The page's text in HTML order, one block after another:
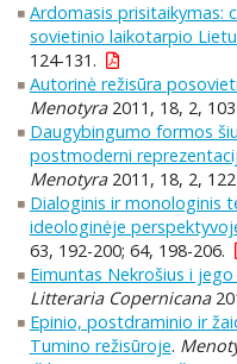
Ardomasis prisitaikymas:
sovietinio laikotarpio
124-131.
Autorinė režisūra
Menotyra2011, 18, 2,
Daugybingumo formos
postmoderni
Menotyra2011, 18, 2,
Dialoginis ir monologinis
ideologinėje
63, 192-200; 64, 198-206.
Eimuntas Nekrošius i
Litteraria Copernicana
Epinio, postdraminio ir
Tumino režisūroje.